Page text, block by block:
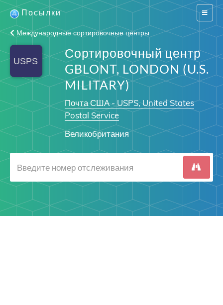
Switch
Посылки
Международные сортировочные центры
Сортировочный центр
GBLONT, LONDON (U.S.
MILITARY)
Почта США - USPS, United States
Postal Service
Великобритания